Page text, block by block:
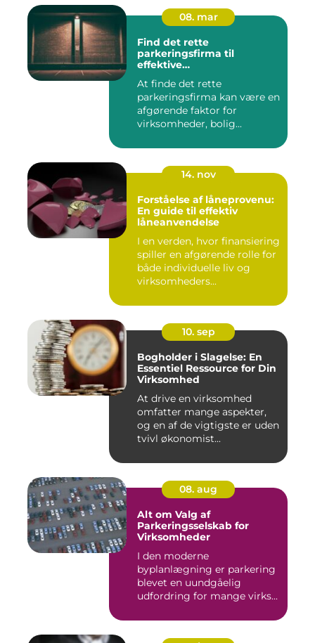
08. mar
Find det rette
parkeringsfirma til
effektive
At finde det rette
parkeringsfirma kan være en
afgørende faktor for
virksomheder, bolig...
14. nov
Forståelse af låneprovenu:
En guide til effektiv
låneanvendelse
I en verden, hvor finansiering
spiller en afgørende rolle for
både individuelle liv og
virksomheders...
10. sep
Bogholder i Slagelse: En
Essentiel Ressource for Din
Virksomhed
At drive en virksomhed
omfatter mange aspekter,
og en af de vigtigste er uden
tvivl økonomist...
08. aug
Alt om Valg af
Parkeringsselskab for
Virksomheder
I den moderne
byplanlægning er parkering
blevet en uundgåelig
udfordring for mange virks...